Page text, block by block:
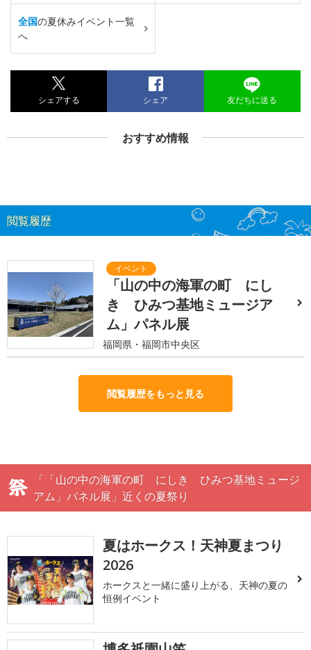
全国の夏休みイベント一覧
へ
シェアする シェア 友だちに送る
おすすめ情報
閲覧履歴
「山の中の海軍の町 にし
き ひみつ基地ミュージア
ム」パネル展
福岡県・福岡市中央区
閲覧履歴をもっと見る
「「山の中の海軍の町 にしき ひみつ基地ミュージ
アム」パネル展」近くの夏祭り
夏はホークス！天神夏まつり
2026
ホークスと一緒に盛り上がる、天神の夏の
恒例イベント